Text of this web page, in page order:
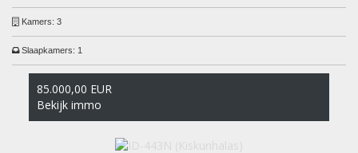
Kamers: 3
Slaapkamers: 1
85.000,00 EUR
Bekijk immo